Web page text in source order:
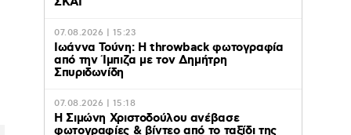
07.08.2026 | 15:23
Ιωάννα Τούνη: Η throwback φωτογραφία
από την Ίμπιζα με τον Δημήτρη
Σπυριδωνίδη
07.08.2026 | 15:18
Η Σιμώνη Χριστοδούλου ανέβασε
φωτογραφίες & βίντεο από το ταξίδι της